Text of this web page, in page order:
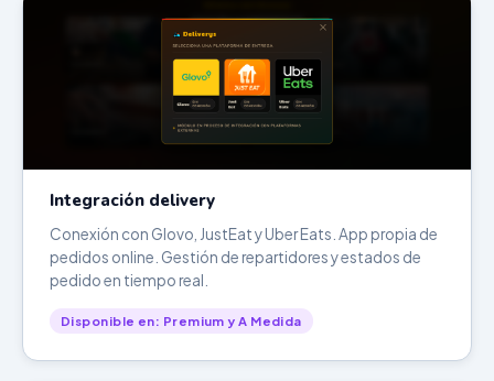
Integración delivery
Conexión con Glovo, JustEat y Uber Eats. App propia de
pedidos online. Gestión de repartidores y estados de
pedido en tiempo real.
Disponible en: Premium y A Medida